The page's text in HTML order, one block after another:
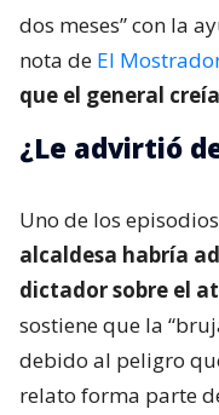
dos meses” con la
nota de El
que el general
¿Le advirtió
Uno de los
alcaldesa habría
dictador sobre el
sostiene que la
debido al peligro
relato forma parte